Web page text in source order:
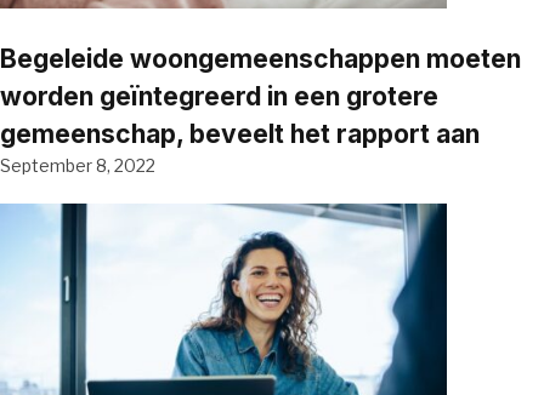
Begeleide woongemeenschappen moeten
worden geïntegreerd in een grotere
gemeenschap, beveelt het rapport aan
September 8, 2022